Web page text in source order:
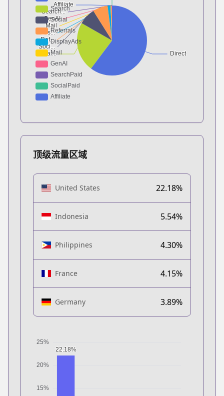
顶级流量区域
United States 22.18%
Indonesia 5.54%
Philippines 4.30%
France 4.15%
Germany 3.89%